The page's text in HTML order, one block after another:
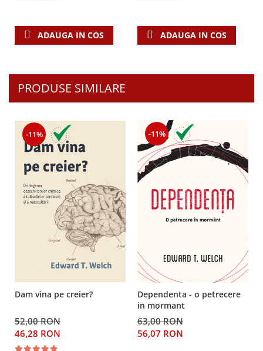
ADAUGA IN COS ADAUGA IN COS
PRODUSE SIMILARE
-11%
Dam vina pe creier?
52,00 RON
46,28 RON
-11%
Dependenta - o petrecere
in mormant
63,00 RON
56,07 RON